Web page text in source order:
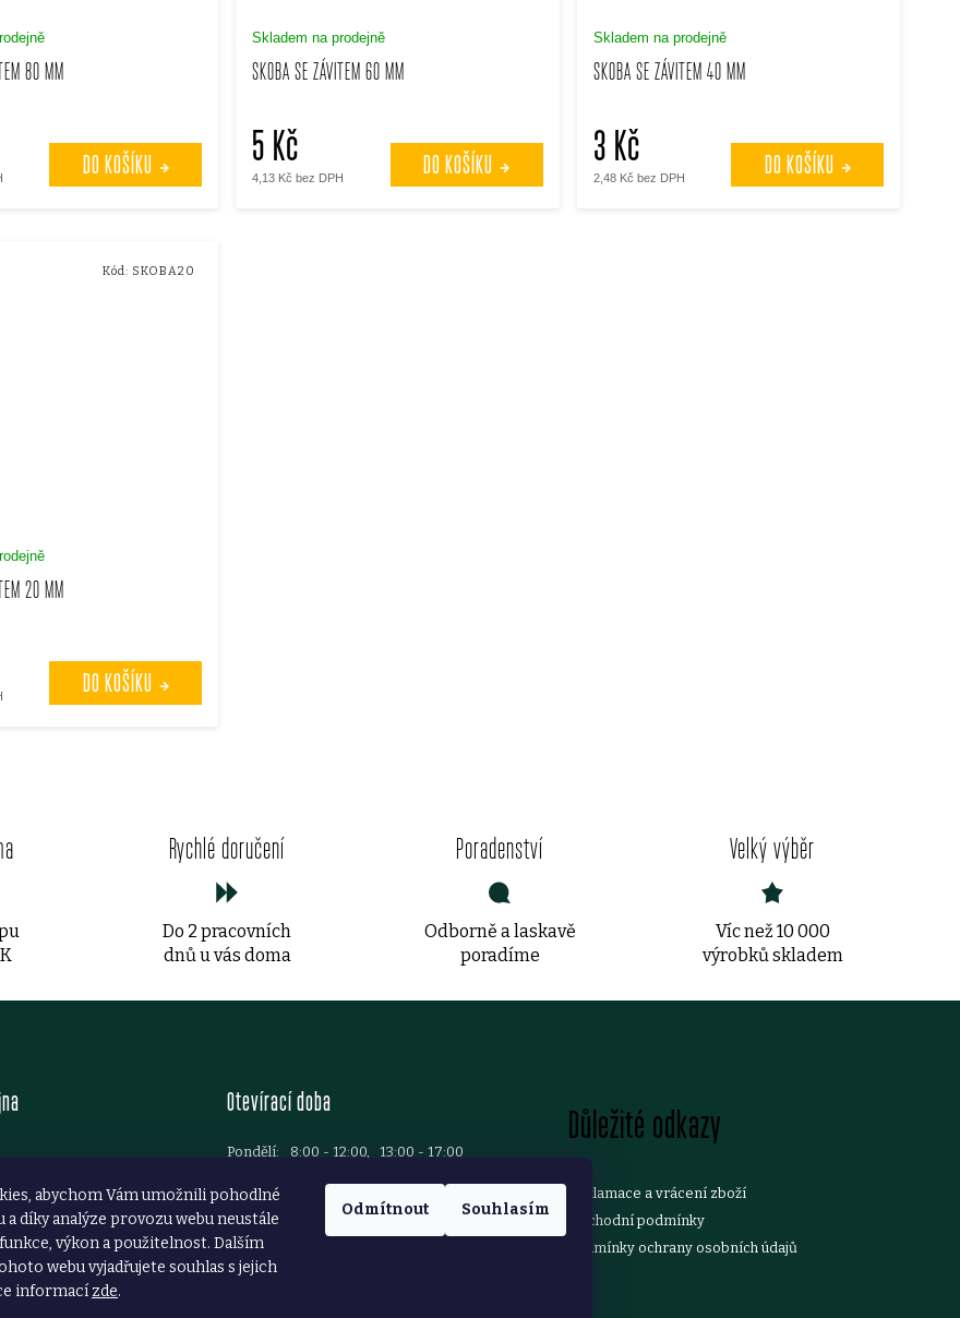
abychom Vám umožnili pohodlné
díky analýze provozu webu neustále
výkon a použitelnost. Dalším
webu vyjadřujete souhlas s jejich
informací zde.
Odmítnout Souhlasím
80 MM
DO KOŠÍKU
SKOBA SE ZÁVITEM 60 MM
Skladem na prodejně
4,13 Kč bez DPH
5 Kč DO KOŠÍKU
SKOBA SE ZÁVITEM 40 MM
Skladem na prodejně
2,48 Kč bez DPH
3 Kč DO KOŠÍKU
20 MM
DO KOŠÍKU
Kód: SKOBA20
v
l
á
d
a
p
r
v
k
y
Rychlé doručení
Do 2 pracovních
dnů u vás doma
Poradenství
Odborně a laskavě
poradíme
Velký výběr
Víc než 10 000
výrobků skladem
699
Otevírací doba
Pondělí:
8:00 - 12:00, 13:00 - 17:00
Středa:
8:00 - 12:00, 13:00 - 17:00
Čtvrtek:
Pátek:
Sobota:
Důležité odkazy
Reklamace a vrácení zboží
Obchodní podmínky
Podmínky ochrany osobních údajů